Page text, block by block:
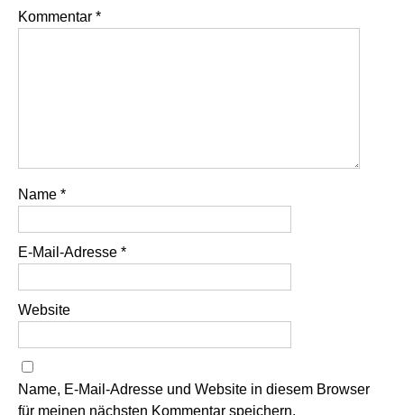
Kommentar *
Name *
E-Mail-Adresse *
Website
Name, E-Mail-Adresse und Website in diesem Browser
für meinen nächsten Kommentar speichern.